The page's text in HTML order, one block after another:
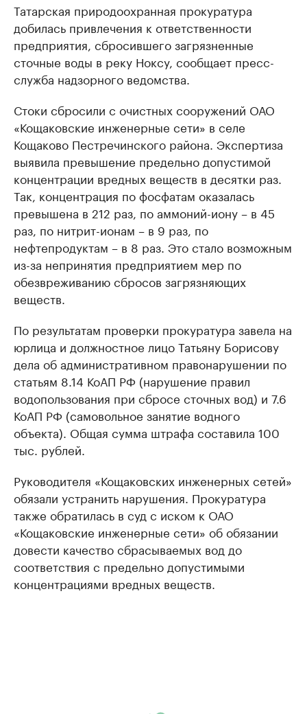
Татарская природоохранная прокуратура
добилась привлечения к ответственности
предприятия, сбросившего загрязненные
сточные воды в реку Ноксу, сообщает пресс-
служба надзорного ведомства.
Стоки сбросили с очистных сооружений ОАО
«Кощаковские инженерные сети» в селе
Кощаково Пестречинского района. Экспертиза
выявила превышение предельно допустимой
концентрации вредных веществ в десятки раз.
Так, концентрация по фосфатам оказалась
превышена в 212 раз, по аммоний-иону – в 45
раз, по нитрит-ионам – в 9 раз, по
нефтепродуктам – в 8 раз. Это стало возможным
из-за непринятия предприятием мер по
обезвреживанию сбросов загрязняющих
веществ.
По результатам проверки прокуратура завела на
юрлица и должностное лицо Татьяну Борисову
дела об административном правонарушении по
статьям 8.14 КоАП РФ (нарушение правил
водопользования при сбросе сточных вод) и 7.6
КоАП РФ (самовольное занятие водного
объекта). Общая сумма штрафа составила 100
тыс. рублей.
Руководителя «Кощаковских инженерных сетей»
обязали устранить нарушения. Прокуратура
также обратилась в суд с иском к ОАО
«Кощаковские инженерные сети» об обязании
довести качество сбрасываемых вод до
соответствия с предельно допустимыми
концентрациями вредных веществ.